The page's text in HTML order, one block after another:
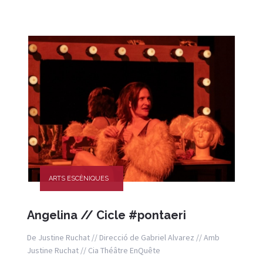
ARTS ESCÈNIQUES
Angelina // Cicle #pontaeri
De Justine Ruchat // Direcció de Gabriel Alvarez // Amb
Justine Ruchat // Cia Théâtre EnQuête